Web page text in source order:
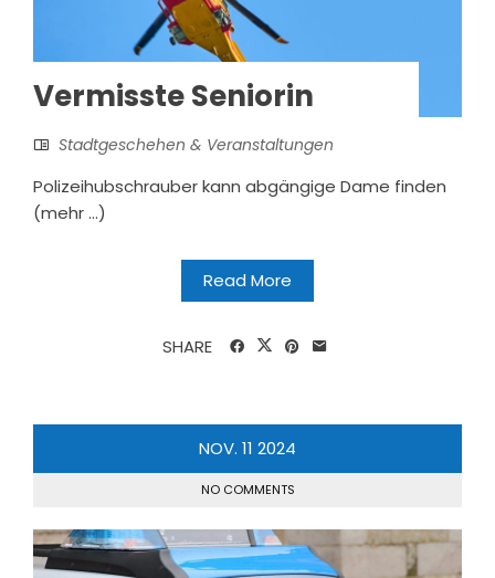
Vermisste Seniorin
Stadtgeschehen & Veranstaltungen
Polizeihubschrauber kann abgängige Dame finden
(mehr …)
Read More
SHARE
NOV. 11 2024
NO COMMENTS